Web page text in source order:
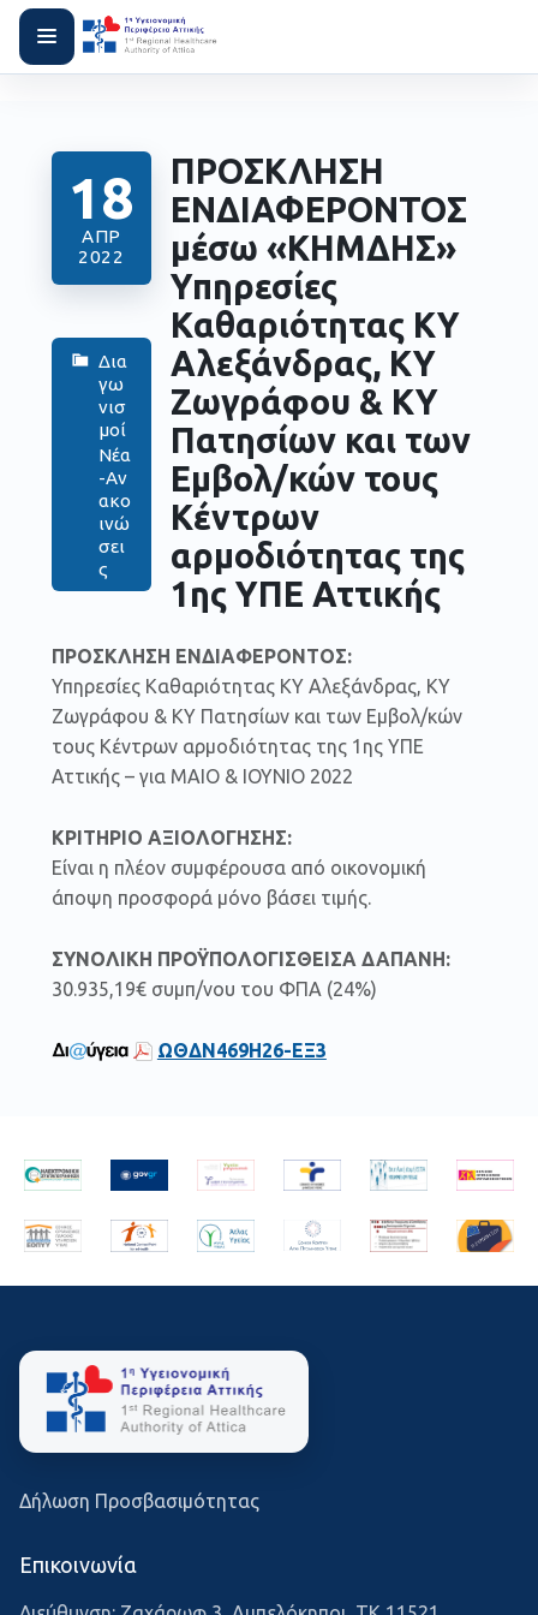
18
ΑΠΡ
2022
Δια
γω
νισ
μοί
Νέα
-Αν
ακο
ινώ
σει
ς
ΠΡΟΣΚΛΗΣΗ
ΕΝΔΙΑΦΕΡΟΝΤΟΣ
μέσω «ΚΗΜΔΗΣ»
Υπηρεσίες
Kαθαριότητας ΚΥ
Αλεξάνδρας, ΚΥ
Ζωγράφου & ΚΥ
Πατησίων και των
Εμβολ/κών τους
Κέντρων
αρμοδιότητας της
1ης ΥΠΕ Αττικής
ΠΡΟΣΚΛΗΣΗ ΕΝΔΙΑΦΕΡΟΝΤΟΣ:
Υπηρεσίες Kαθαριότητας ΚΥ Αλεξάνδρας, ΚΥ
Ζωγράφου & ΚΥ Πατησίων και των Εμβολ/κών
τους Κέντρων αρμοδιότητας της 1ης ΥΠΕ
Αττικής – για ΜΑΙΟ & ΙΟΥΝΙΟ 2022
ΚΡΙΤΗΡΙΟ ΑΞΙΟΛΟΓΗΣΗΣ:
Είναι η πλέον συμφέρουσα από οικονομική
άποψη προσφορά μόνο βάσει τιμής.
ΣΥΝΟΛΙΚΗ ΠΡΟΫΠΟΛΟΓΙΣΘΕΙΣΑ ΔΑΠΑΝΗ:
30.935,19€ συμπ/νου του ΦΠΑ (24%)
ΩΘΔΝ469Η26-ΕΞ3
Δήλωση Προσβασιμότητας
Επικοινωνία